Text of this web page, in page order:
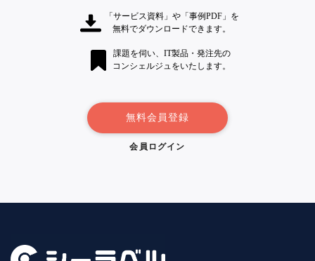
「サービス資料」や「事例PDF」を
無料でダウンロードできます。
課題を伺い、IT製品・発注先の
コンシェルジュをいたします。
無料会員登録
会員ログイン